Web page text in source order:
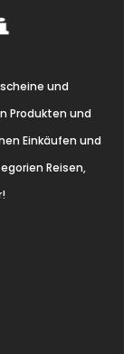
und
Produkten und
Einkäufen und
Reisen,